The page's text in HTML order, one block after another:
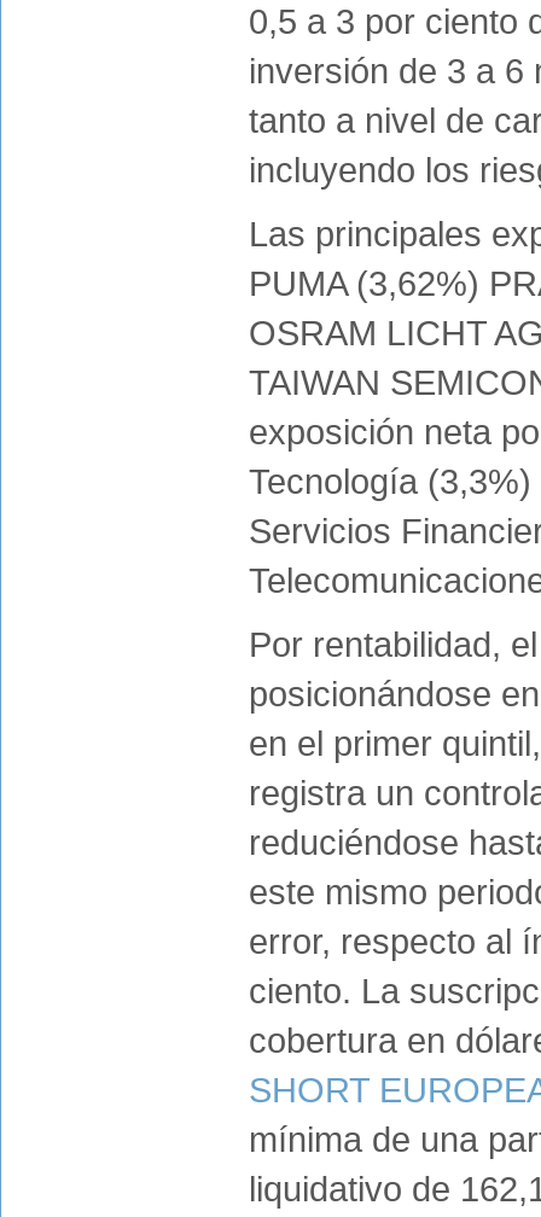
0,5 a 3 por ciento
inversión de 3 a 6
tanto a nivel de
incluyendo los
Las principales
PUMA (3,62%)
OSRAM LICHT
TAIWAN
exposición neta
Tecnología
Servicios
Por rentabilidad,
posicionándose
en el primer
registra un
reduciéndose
este mismo
error, respecto al
ciento. La
cobertura en
SHORT
mínima de una
liquidativo de